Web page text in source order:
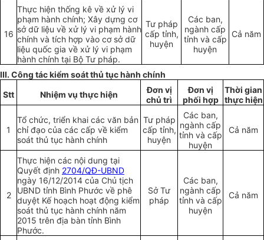
16
Thực hiện thống kê về xử lý vi
phạm hành chính; Xây dựng cơ
sở dữ liệu về xử lý vi phạm hành
chính và tích hợp vào cơ sở dữ
liệu quốc gia về xử lý vi phạm
hành chính tại Bộ Tư pháp.
Tư pháp
cấp tỉnh,
huyện
Các ban,
ngành cấp
tỉnh và cấp
huyện
Cả năm
III. Công tác kiểm soát thủ tục hành chính
Stt
Nhiệm vụ thực hiện
Đơn vị
chủ trì
Đơn vị
phối hợp
Thời gian
thực hiện
1
Tổ chức, triển khai các văn bản
chỉ đạo của các cấp về kiểm
soát thủ tục hành chính
Tư pháp
cấp tỉnh,
huyện
Các ban,
ngành cấp
tỉnh và cấp
huyện
Cả năm
2
Thực hiện các nội dung tại
Quyết định 2704/QĐ-UBND
ngày 16/12/2014 của Chủ tịch
UBND tỉnh Bình Phước về phê
duyệt Kế hoạch hoạt động kiểm
soát thủ tục hành chính năm
2015 trên địa bàn tỉnh Bình
Phước.
Sở Tư
pháp
Các ban,
ngành cấp
tỉnh và cấp
huyện
Cả năm